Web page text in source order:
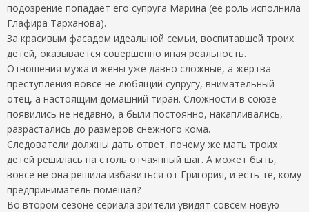
подозрение попадает его супруга Марина (ее роль исполнила
Глафира Тарханова).
За красивым фасадом идеальной семьи, воспитавшей троих
детей, оказывается совершенно иная реальность.
Отношения мужа и жены уже давно сложные, а жертва
преступления вовсе не любящий супругу, внимательный
отец, а настоящим домашний тиран. Сложности в союзе
появились не недавно, а были постоянно, накапливались,
разрастались до размеров снежного кома.
Следователи должны дать ответ, почему же мать троих
детей решилась на столь отчаянный шаг. А может быть,
вовсе не она решила избавиться от Григория, и есть те, кому
предприниматель помешал?
Во втором сезоне сериала зрители увидят совсем новую